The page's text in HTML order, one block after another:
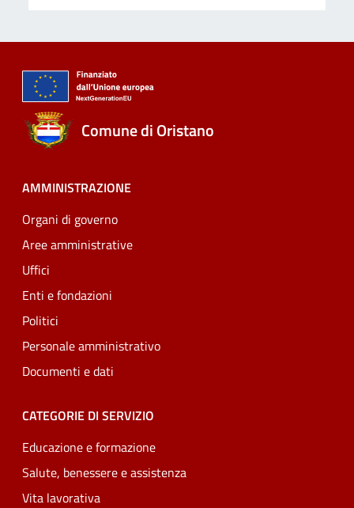
Comune di Oristano
AMMINISTRAZIONE
Organi di governo
Aree amministrative
Uffici
Enti e fondazioni
Politici
Personale amministrativo
Documenti e dati
CATEGORIE DI SERVIZIO
Educazione e formazione
Salute, benessere e assistenza
Vita lavorativa